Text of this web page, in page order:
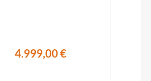
4.999,00 €